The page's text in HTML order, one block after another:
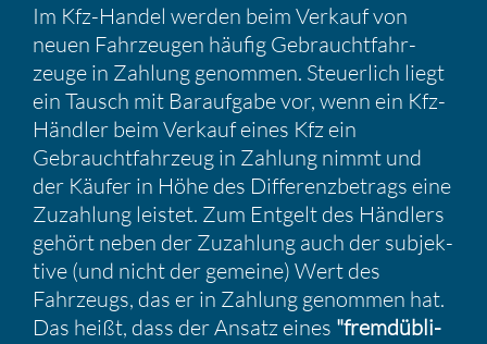
Im Kfz-Handel werden beim Verkauf von
neuen Fahrzeugen häufig Gebraucht­fahr­
zeuge in Zahlung genommen. Steuer­lich liegt
ein Tausch mit Barauf­gabe vor, wenn ein Kfz-
Händler beim Verkauf eines Kfz ein
Gebraucht­fahr­zeug in Zahlung nimmt und
der Käufer in Höhe des Diffe­renz­be­trags eine
Zuzah­lung leistet. Zum Entgelt des Händlers
gehört neben der Zuzah­lung auch der subjek­
tive (und nicht der gemeine) Wert des
Fahrzeugs, das er in Zahlung genommen hat.
Das heißt, dass der Ansatz eines "fremd­üb­li­